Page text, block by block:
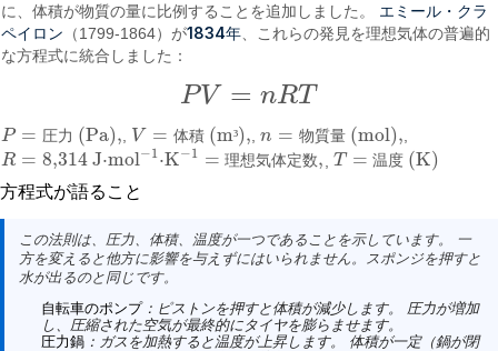
に、体積が物質の量に比例することを追加しました。 エミール・クラ
ペイロン （1799-1864）が1834年 、これらの発見を理想気体の普遍的
な方程式に統合しました：
PV = nRT
V=n RT
P = 圧力 (Pa),
P= 圧力 (Pa), V = 体積(m³),
V= 体積 (m³), n = 物質量(mol),
n= 物質量 (mol),
R = 8,314J⋅mol−1⋅K−1 = 理想気体定数,
R= 8,314J·mol−1·K− 1=理想気体定数, T = 温度 (K)
T= 温度 (K)
方程式が語ること
この法則は、圧力、体積、温度が一つであることを示しています。 一
方を変えると他方に影響を与えずにはいられません。スポンジを押すと
水が出るのと同じです。
自転車のポンプ：ピストンを押すと体積が減少します。 圧力が増加
し、圧縮された空気が最終的にタイヤを膨らませます。
圧力鍋：ガスを加熱すると温度が上昇します。 体積が一定（鍋が閉